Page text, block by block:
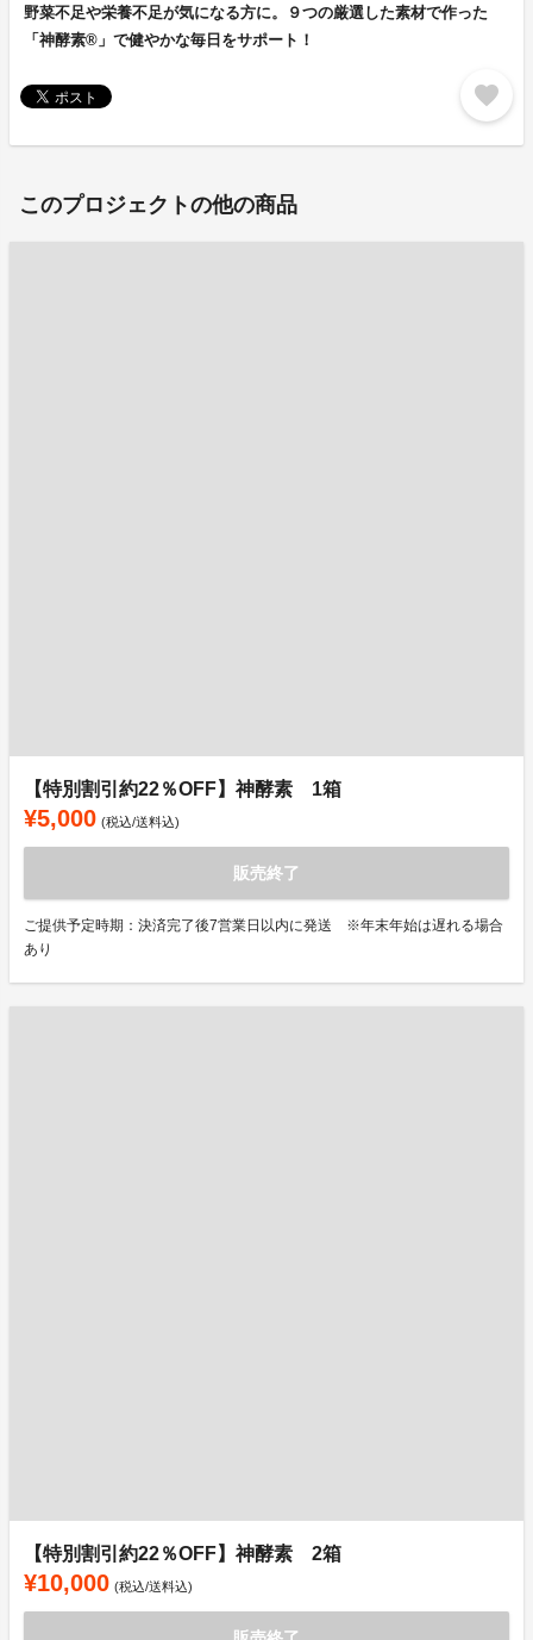
野菜不足や栄養不足が気になる方に。９つの厳選した素材で作った
「神酵素®」で健やかな毎日をサポート！
favorite
このプロジェクトの他の商品
【特別割引約22％OFF】神酵素 1箱
¥5,000 (税込/送料込)
販売終了
ご提供予定時期：決済完了後7営業日以内に発送 ※年末年始は遅れる場合
あり
【特別割引約22％OFF】神酵素 2箱
¥10,000 (税込/送料込)